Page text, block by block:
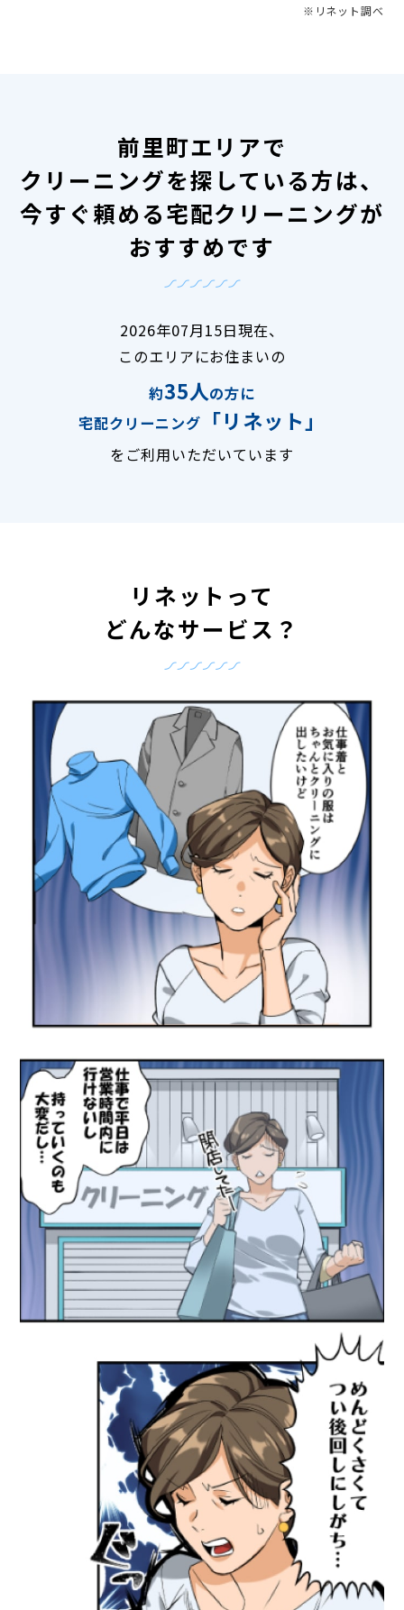
※リネット調べ
前里町エリアで
クリーニングを探している方は、
今すぐ頼める宅配クリーニングが
おすすめです
2026年07月15日現在、
このエリアにお住まいの
約35人の方に
宅配クリーニング
「リネット」
をご利用いただいています
リネットって
どんなサービス？